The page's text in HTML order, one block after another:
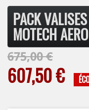
PACK
MOTECH
675,00 €
607,50 €